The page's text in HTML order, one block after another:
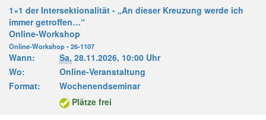
1×1 der Intersektionalität - „An dieser Kreuzung werde ich
immer getroffen…“
Online-Workshop
Online-Workshop • 26-1107
Wann: Sa. 28.11.2026, 10:00 Uhr
Wo:
Online-Veranstaltung
Format:
Wochenendseminar
Plätze frei